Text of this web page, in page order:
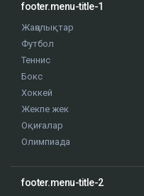
footer.menu-title-1
Жаңалықтар
Футбол
Теннис
Бокс
Хоккей
Жекпе жек
Оқиғалар
Олимпиада
footer.menu-title-2